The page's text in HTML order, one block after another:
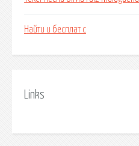
Найти и бесплат с
Links